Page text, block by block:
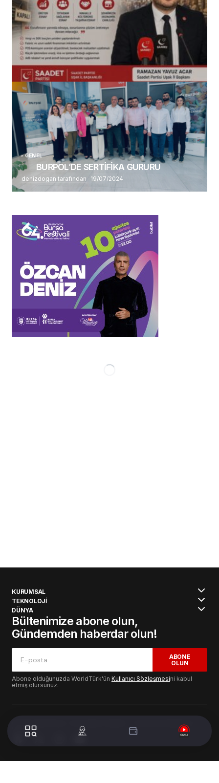
(başlıksız)
Alaattin Karahan tarafından 14/07/2026
GENEL
BURPOL’DE SERTİFİKA GURURU
denizdogan tarafından 19/07/2024
KURUMSAL
TEKNOLOJİ
DÜNYA
Bültenimize abone olun,
Gündemden haberdar olun!
ABONE
OLUN
Abone olduğunuzda WorldTürk'ün Kullanıcı Sözleşmesini kabul
etmiş olursunuz.
© 2024 WorldTurk. Tüm Hakları Saklıdır. - Tasarım & Geliştirme :
Volion's